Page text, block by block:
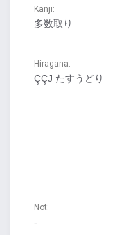
Kanji:
多数取り
Hiragana:
ÇÇJ たすうどり
Not:
-